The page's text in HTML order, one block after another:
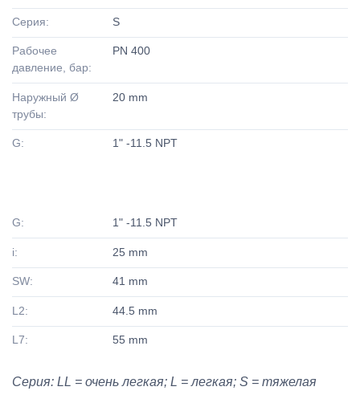
Серия: S
Рабочее
давление, бар:
PN 400
Наружный Ø
трубы:
20 mm
G: 1" -11.5 NPT
G: 1" -11.5 NPT
i: 25 mm
SW: 41 mm
L2: 44.5 mm
L7: 55 mm
Серия: LL = очень легкая; L = легкая; S = тяжелая